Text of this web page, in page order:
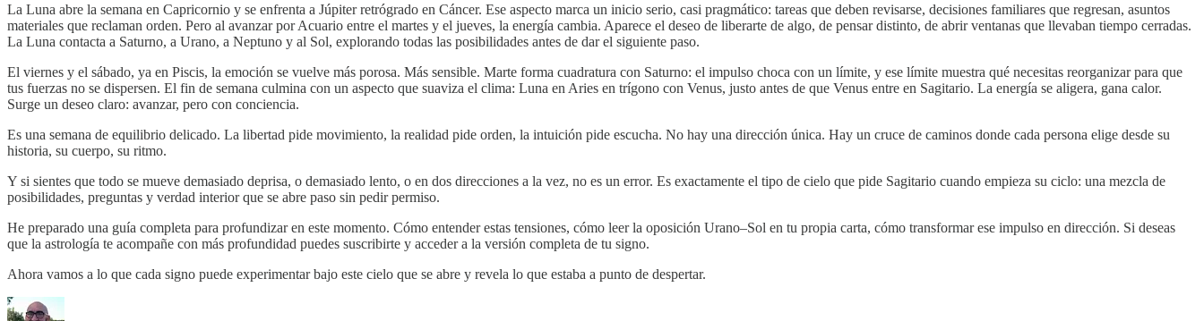
La Luna abre la semana en Capricornio y se enfrenta a Júpiter retrógrado en Cáncer. Ese aspecto marca un inicio serio, casi pragmático: tareas que deben revisarse, decisiones familiares que regresan, asuntos
materiales que reclaman orden. Pero al avanzar por Acuario entre el martes y el jueves, la energía cambia. Aparece el deseo de liberarte de algo, de pensar distinto, de abrir ventanas que llevaban tiempo cerradas.
La Luna contacta a Saturno, a Urano, a Neptuno y al Sol, explorando todas las posibilidades antes de dar el siguiente paso.
El viernes y el sábado, ya en Piscis, la emoción se vuelve más porosa. Más sensible. Marte forma cuadratura con Saturno: el impulso choca con un límite, y ese límite muestra qué necesitas reorganizar para que
tus fuerzas no se dispersen. El fin de semana culmina con un aspecto que suaviza el clima: Luna en Aries en trígono con Venus, justo antes de que Venus entre en Sagitario. La energía se aligera, gana calor.
Surge un deseo claro: avanzar, pero con conciencia.
Es una semana de equilibrio delicado. La libertad pide movimiento, la realidad pide orden, la intuición pide escucha. No hay una dirección única. Hay un cruce de caminos donde cada persona elige desde su
historia, su cuerpo, su ritmo.
Y si sientes que todo se mueve demasiado deprisa, o demasiado lento, o en dos direcciones a la vez, no es un error. Es exactamente el tipo de cielo que pide Sagitario cuando empieza su ciclo: una mezcla de
posibilidades, preguntas y verdad interior que se abre paso sin pedir permiso.
He preparado una guía completa para profundizar en este momento. Cómo entender estas tensiones, cómo leer la oposición Urano–Sol en tu propia carta, cómo transformar ese impulso en dirección. Si deseas
que la astrología te acompañe con más profundidad puedes suscribirte y acceder a la versión completa de tu signo.
Ahora vamos a lo que cada signo puede experimentar bajo este cielo que se abre y revela lo que estaba a punto de despertar.